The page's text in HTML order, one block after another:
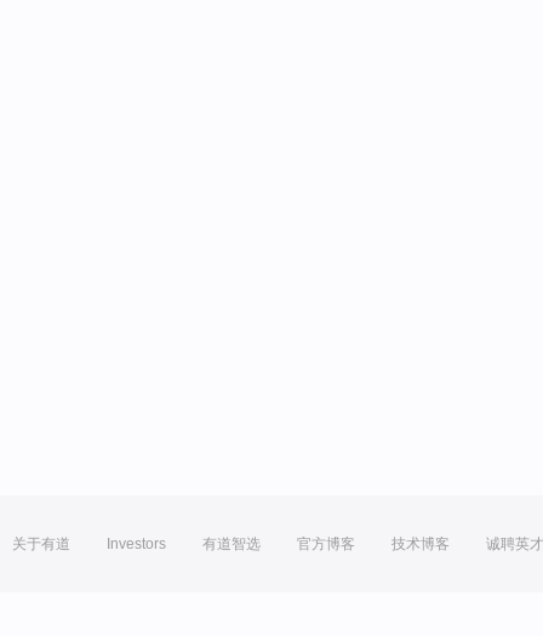
关于有道 Investors 有道智选 官方博客 技术博客 诚聘英才